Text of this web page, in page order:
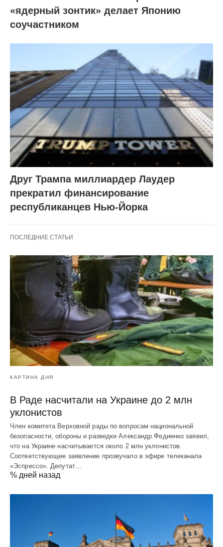
«ядерный зонтик» делает Японию
соучастником
Друг Трампа миллиардер Лаудер
прекратил финансирование
республиканцев Нью-Йорка
ПОСЛЕДНИЕ СТАТЬИ
КАРТИНА ДНЯ
В Раде насчитали на Украине до 2 млн
уклонистов
Член комитета Верховной рады по вопросам национальной
безопасности, обороны и разведки Александр Федиенко заявил,
что на Украине насчитывается около 2 млн уклонистов.
Соответствующее заявление прозвучало в эфире телеканала
«Эспрессо». Депутат…
% дней назад